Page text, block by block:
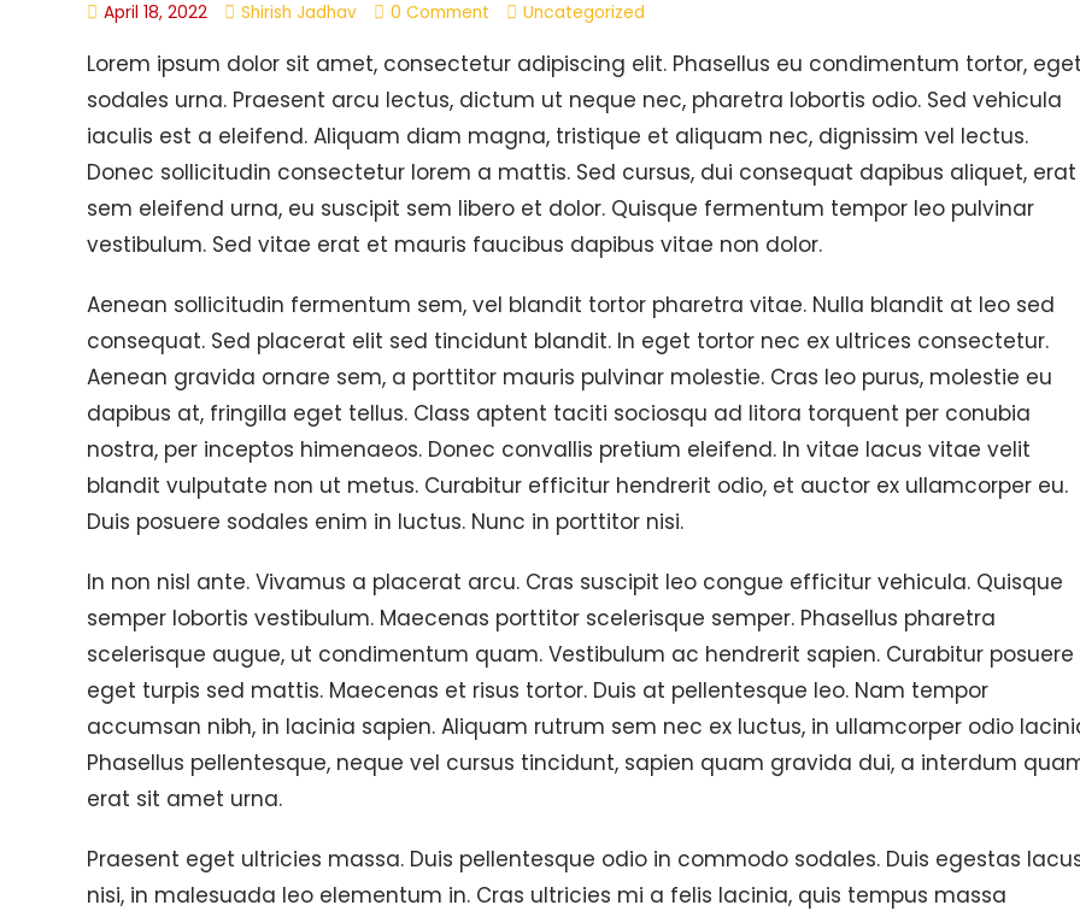
April 18, 2022 Shirish Jadhav 0 Comment Uncategorized
Lorem ipsum dolor sit amet, consectetur adipiscing elit. Phasellus eu condimentum tortor, eget
sodales urna. Praesent arcu lectus, dictum ut neque nec, pharetra lobortis odio. Sed vehicula
iaculis est a eleifend. Aliquam diam magna, tristique et aliquam nec, dignissim vel lectus.
Donec sollicitudin consectetur lorem a mattis. Sed cursus, dui consequat dapibus aliquet, erat
sem eleifend urna, eu suscipit sem libero et dolor. Quisque fermentum tempor leo pulvinar
vestibulum. Sed vitae erat et mauris faucibus dapibus vitae non dolor.
Aenean sollicitudin fermentum sem, vel blandit tortor pharetra vitae. Nulla blandit at leo sed
consequat. Sed placerat elit sed tincidunt blandit. In eget tortor nec ex ultrices consectetur.
Aenean gravida ornare sem, a porttitor mauris pulvinar molestie. Cras leo purus, molestie eu
dapibus at, fringilla eget tellus. Class aptent taciti sociosqu ad litora torquent per conubia
nostra, per inceptos himenaeos. Donec convallis pretium eleifend. In vitae lacus vitae velit
blandit vulputate non ut metus. Curabitur efficitur hendrerit odio, et auctor ex ullamcorper eu.
Duis posuere sodales enim in luctus. Nunc in porttitor nisi.
In non nisl ante. Vivamus a placerat arcu. Cras suscipit leo congue efficitur vehicula. Quisque
semper lobortis vestibulum. Maecenas porttitor scelerisque semper. Phasellus pharetra
scelerisque augue, ut condimentum quam. Vestibulum ac hendrerit sapien. Curabitur posuere
eget turpis sed mattis. Maecenas et risus tortor. Duis at pellentesque leo. Nam tempor
accumsan nibh, in lacinia sapien. Aliquam rutrum sem nec ex luctus, in ullamcorper odio
Phasellus pellentesque, neque vel cursus tincidunt, sapien quam gravida dui, a interdum
erat sit amet urna.
Praesent eget ultricies massa. Duis pellentesque odio in commodo sodales. Duis egestas
nisi, in malesuada leo elementum in. Cras ultricies mi a felis lacinia, quis tempus massa